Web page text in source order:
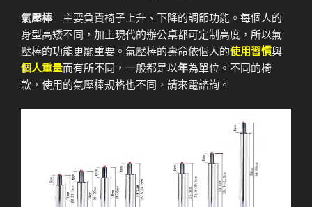
氣壓棒主要負責椅子上升、下降的調節功能。每個人的
身型高矮不同，加上現代的辦公桌都可定制高度，所以氣
壓棒的功能更顯重要。氣壓棒的壽命依個人的使用習慣與
個人重量而有所不同，一般都是以年為單位。不同的椅
款，使用的氣壓棒規格也不同，請來電諮詢。